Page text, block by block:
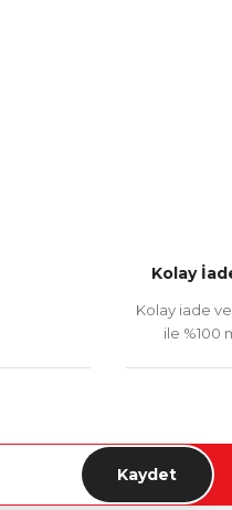
Kolay
Kolay iade
ile %100
Kaydet